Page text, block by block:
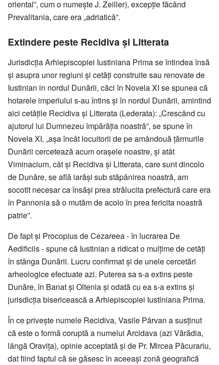
oriental”, cum o numește J. Zeiller), excepție făcând
Prevalitania, care era „adriatică”.
Extindere peste Recidiva și Litterata
Jurisdicția Arhiepiscopiei Iustiniana Prima se întindea însă
și asupra unor regiuni și cetăți construite sau renovate de
Iustinian in nordul Dunării, căci în Novela XI se spunea că
hotarele imperiului s-au întins și în nordul Dunării, amintind
aici cetățile Recidiva și Litterata (Lederata): „Crescând cu
ajutorul lui Dumnezeu împărăția noastră”, se spune în
Novela XI, „așa încât locuitorii de pe amândouă țărmurile
Dunării cercetează acum orașele noastre, și atât
Viminacium, cât și Recidiva și Litterata, care sunt dincolo
de Dunăre, se află iarăși sub stăpânirea noastră, am
socotit necesar ca însăși prea strălucita prefectură care era
în Pannonia să o mutăm de acolo în prea fericita noastră
patrie”.
De fapt și Procopius de Cezareea - în lucrarea De
Aedificiis - spune că Iustinian a ridicat o mulțime de cetăți
în stânga Dunării. Lucru confirmat și de unele cercetări
arheologice efectuate azi. Puterea sa s-a extins peste
Dunăre, în Banat și Oltenia și odată cu ea s-a extins și
jurisdicția bisericească a Arhiepiscopiei Iustiniana Prima.
În ce privește numele Recidiva, Vasile Pârvan a susținut
că este o formă coruptă a numelui Arcidava (azi Vărădia,
lângă Oravița), opinie acceptată și de Pr. Mircea Păcurariu,
dat fiind faptul că se găsesc în aceeași zonă geografică